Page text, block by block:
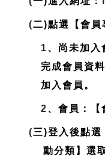
(二)點選【會員
1、尚未加入
完成會員資料
加入會員 。
2、會員：【
(三)登入後點選
動分類】選